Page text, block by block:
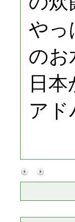
やっ
のお
日
ア